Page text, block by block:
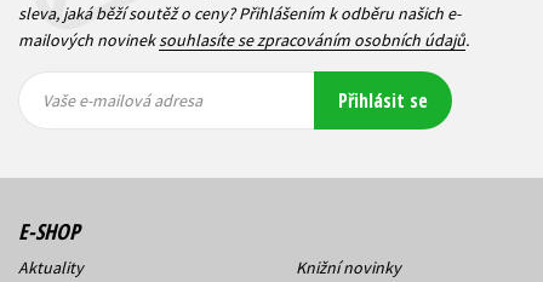
sleva, jaká běží soutěž o ceny? Přihlášením k odběru našich e-
mailových novineksouhlasíte se zpracováním osobních údajů.
mailová
mailová
Vaše e-mailová adresa Přihlásit se
E-SHOP
Aktuality
Knižní novinky